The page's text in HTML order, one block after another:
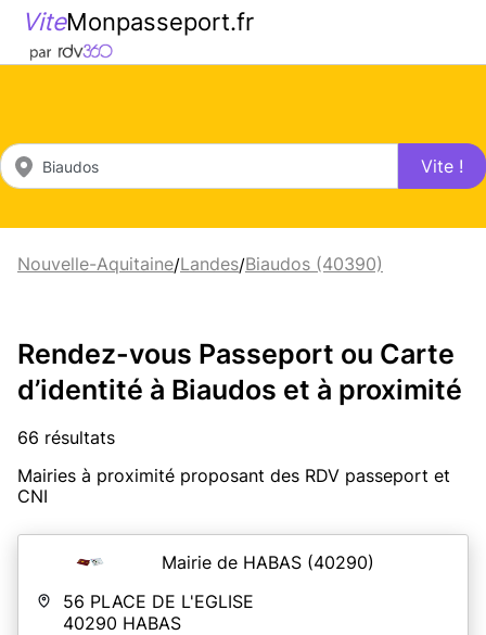
ViteMonpasseport.fr
Vite !
Nouvelle-Aquitaine/Landes/Biaudos (40390)
Rendez-vous Passeport ou Carte
d’identité à Biaudos et à proximité
66 résultats
Mairies à proximité proposant des RDV passeport et
CNI
Mairie de HABAS (40290)
56 PLACE DE L'EGLISE
40290 HABAS